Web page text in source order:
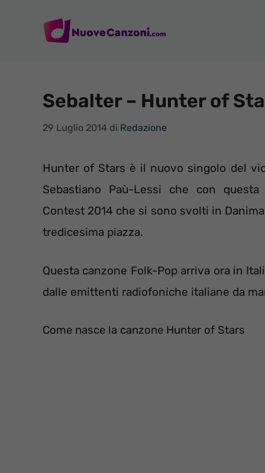
Sebalter – Hunter of
29 Luglio 2014 di Redazione
Hunter of Stars è il nuovo singolo del
Sebastiano Paù-Lessi che con
Contest 2014 che si sono svolti in
tredicesima piazza.
Questa canzone Folk-Pop arriva ora in
dalle emittenti radiofoniche italiane da
Come nasce la canzone Hunter of Stars